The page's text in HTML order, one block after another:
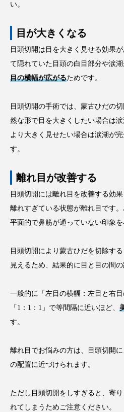
い。
目が大きくなる
目頭切開は目を大きく見せる効果
て隠れていた目頭の白目部分や涙
目の横幅が広がるためです。
目頭切開の手術では、蒙古ひだの
然な形で目を大きくしたい場合は
より大きく見せたい場合は涙湖が
す。
離れ目が改善する
目頭切開には離れ目を改善する効
離れすぎている状態が離れ目です
平面的で鼻筋が通っていない印象を
目頭切開により蒙古ひだを切除す
見えるため、結果的に目と目の間
一般的に「左目の横幅：左目と右
「1：1：1」で等間隔に近いほど、
す。
離れ目でお悩みの方は、目頭切開
の配置に近づけられます。
ただし目頭切開をしすぎると、寄
れてしまうためご注意ください。